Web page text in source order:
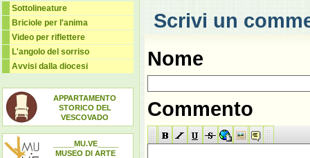
Sottolineature
Briciole per l'anima
Video per riflettere
L'angolo del sorriso
Avvisi dalla diocesi
APPARTAMENTO
STORICO DEL
VESCOVADO
_____MU.VE_____
MUSEO DI ARTE
Scrivi un
Nome
Commento